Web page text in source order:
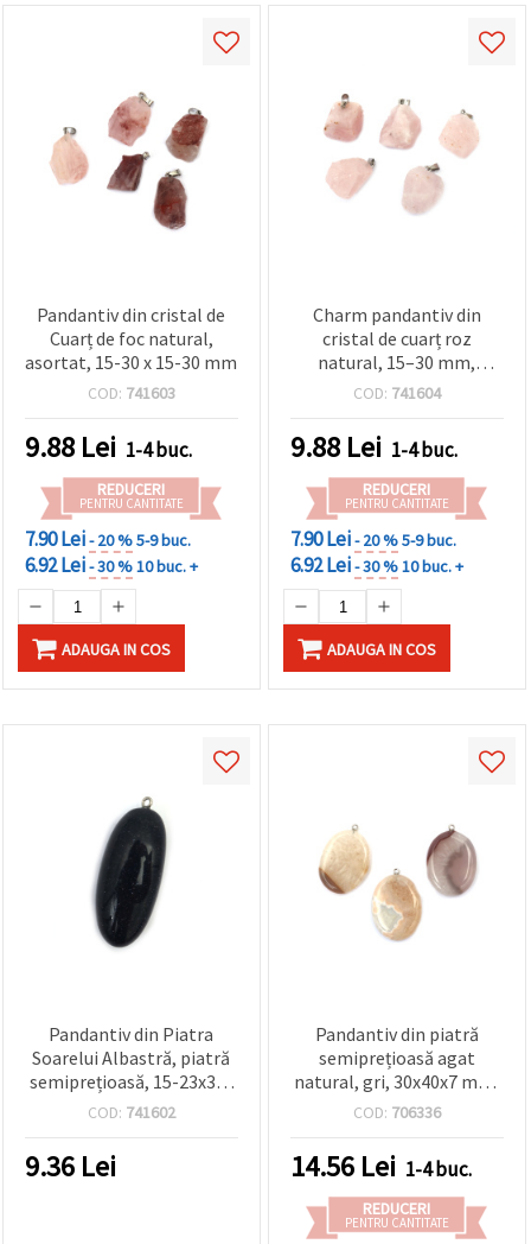
Pandantiv din cristal de
Cuarț de foc natural,
asortat, 15-30 x 15-30 mm
COD: 741603
9.88 Lei 1-4 buc.
REDUCERI
PENTRU CANTITATE
7.90 Lei- 20 %5-9 buc.
6.92 Lei- 30 %10 buc. +
ADAUGA IN COS
Charm pandantiv din
cristal de cuarț roz
natural, 15–30 mm,
asortat
COD: 741604
9.88 Lei 1-4 buc.
REDUCERI
PENTRU CANTITATE
7.90 Lei- 20 %5-9 buc.
6.92 Lei- 30 %10 buc. +
ADAUGA IN COS
Pandantiv din Piatra
Soarelui Albastră, piatră
semiprețioasă, 15-23x35-
55 mm, asortat
COD: 741602
9.36 Lei
Pandantiv din piatră
semiprețioasă agat
natural, gri, 30x40x7 mm,
charm pentru
handmade
COD: 706336
14.56 Lei 1-4 buc.
REDUCERI
PENTRU CANTITATE